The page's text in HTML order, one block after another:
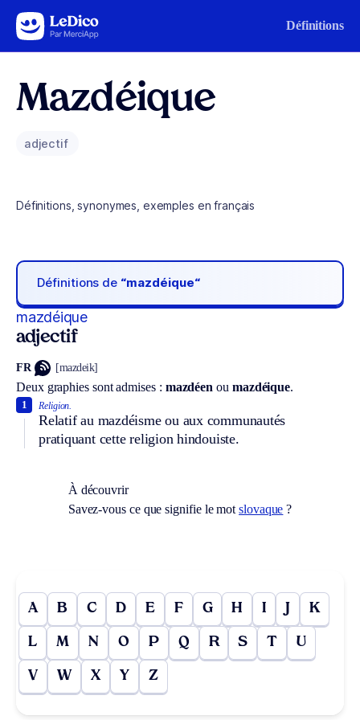
Aller au contenu Définitions
Mazdéique
adjectif
Définitions, synonymes, exemples en français
Définitions de “mazdéique“
mazdéique
adjectif
FR [mazdeik]
Deux graphies sont admises : mazdéen ou mazdéique.
Religion.
Relatif au mazdéisme ou aux communautés
pratiquant cette religion hindouiste.
1
À découvrir
Savez-vous ce que signifie le motslovaque ?
A B C D E F G H I J K
L M N O P Q R S T U
V W X Y Z